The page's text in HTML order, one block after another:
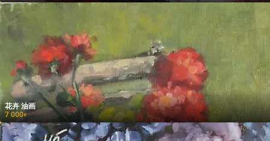
花卉 油画
7 000₽